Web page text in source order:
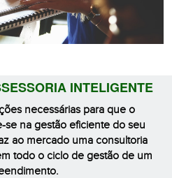
INTELIGENTE
necessárias para que o
se na gestão eficiente do seu
ao mercado uma consultoria
todo o ciclo de gestão de um